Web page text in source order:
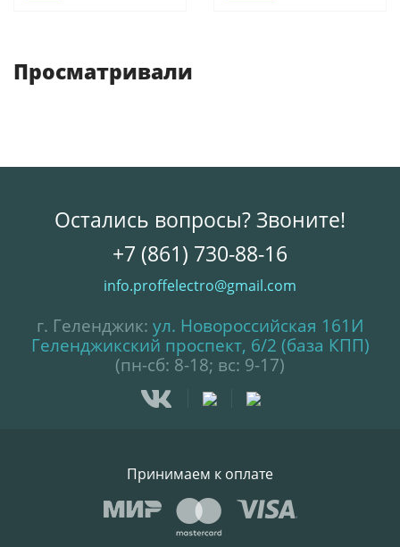
Просматривали
Остались вопросы? Звоните!
+7 (861) 730-88-16
info.proffelectro@gmail.com
г. Геленджик: ул. Новороссийская 161И
Геленджикский проспект, 6/2 (база КПП)
(пн-сб: 8-18; вс: 9-17)
Принимаем к оплате